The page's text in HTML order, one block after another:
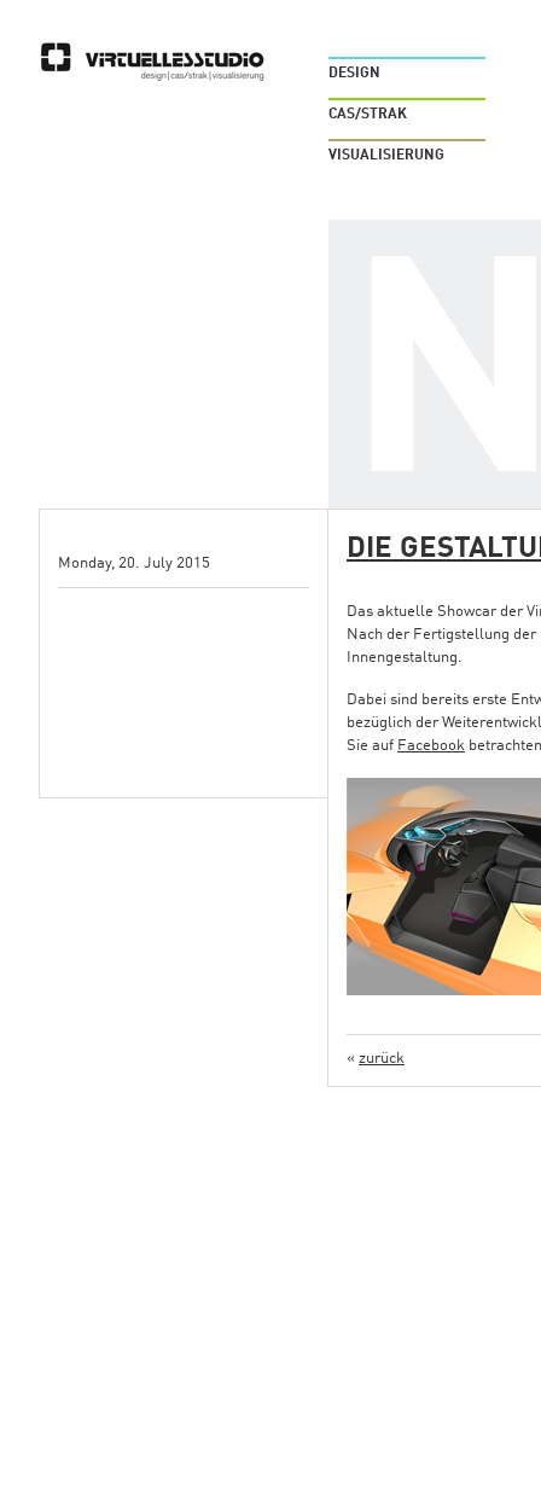
DESIGN
CAS/STRAK
VISUALISIERUNG
Monday, 20. July 2015 DIE
Das aktuelle Showcar der
Nach der Fertigstellung
Innengestaltung.
Dabei sind bereits erste
bezüglich der
Sie auf Facebook
« zurück